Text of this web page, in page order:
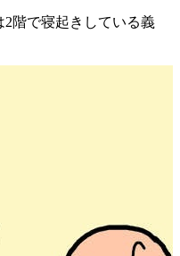
階で寝起きしている義